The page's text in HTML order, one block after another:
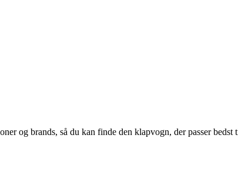
og brands, så du kan finde den klapvogn, der passer bedst